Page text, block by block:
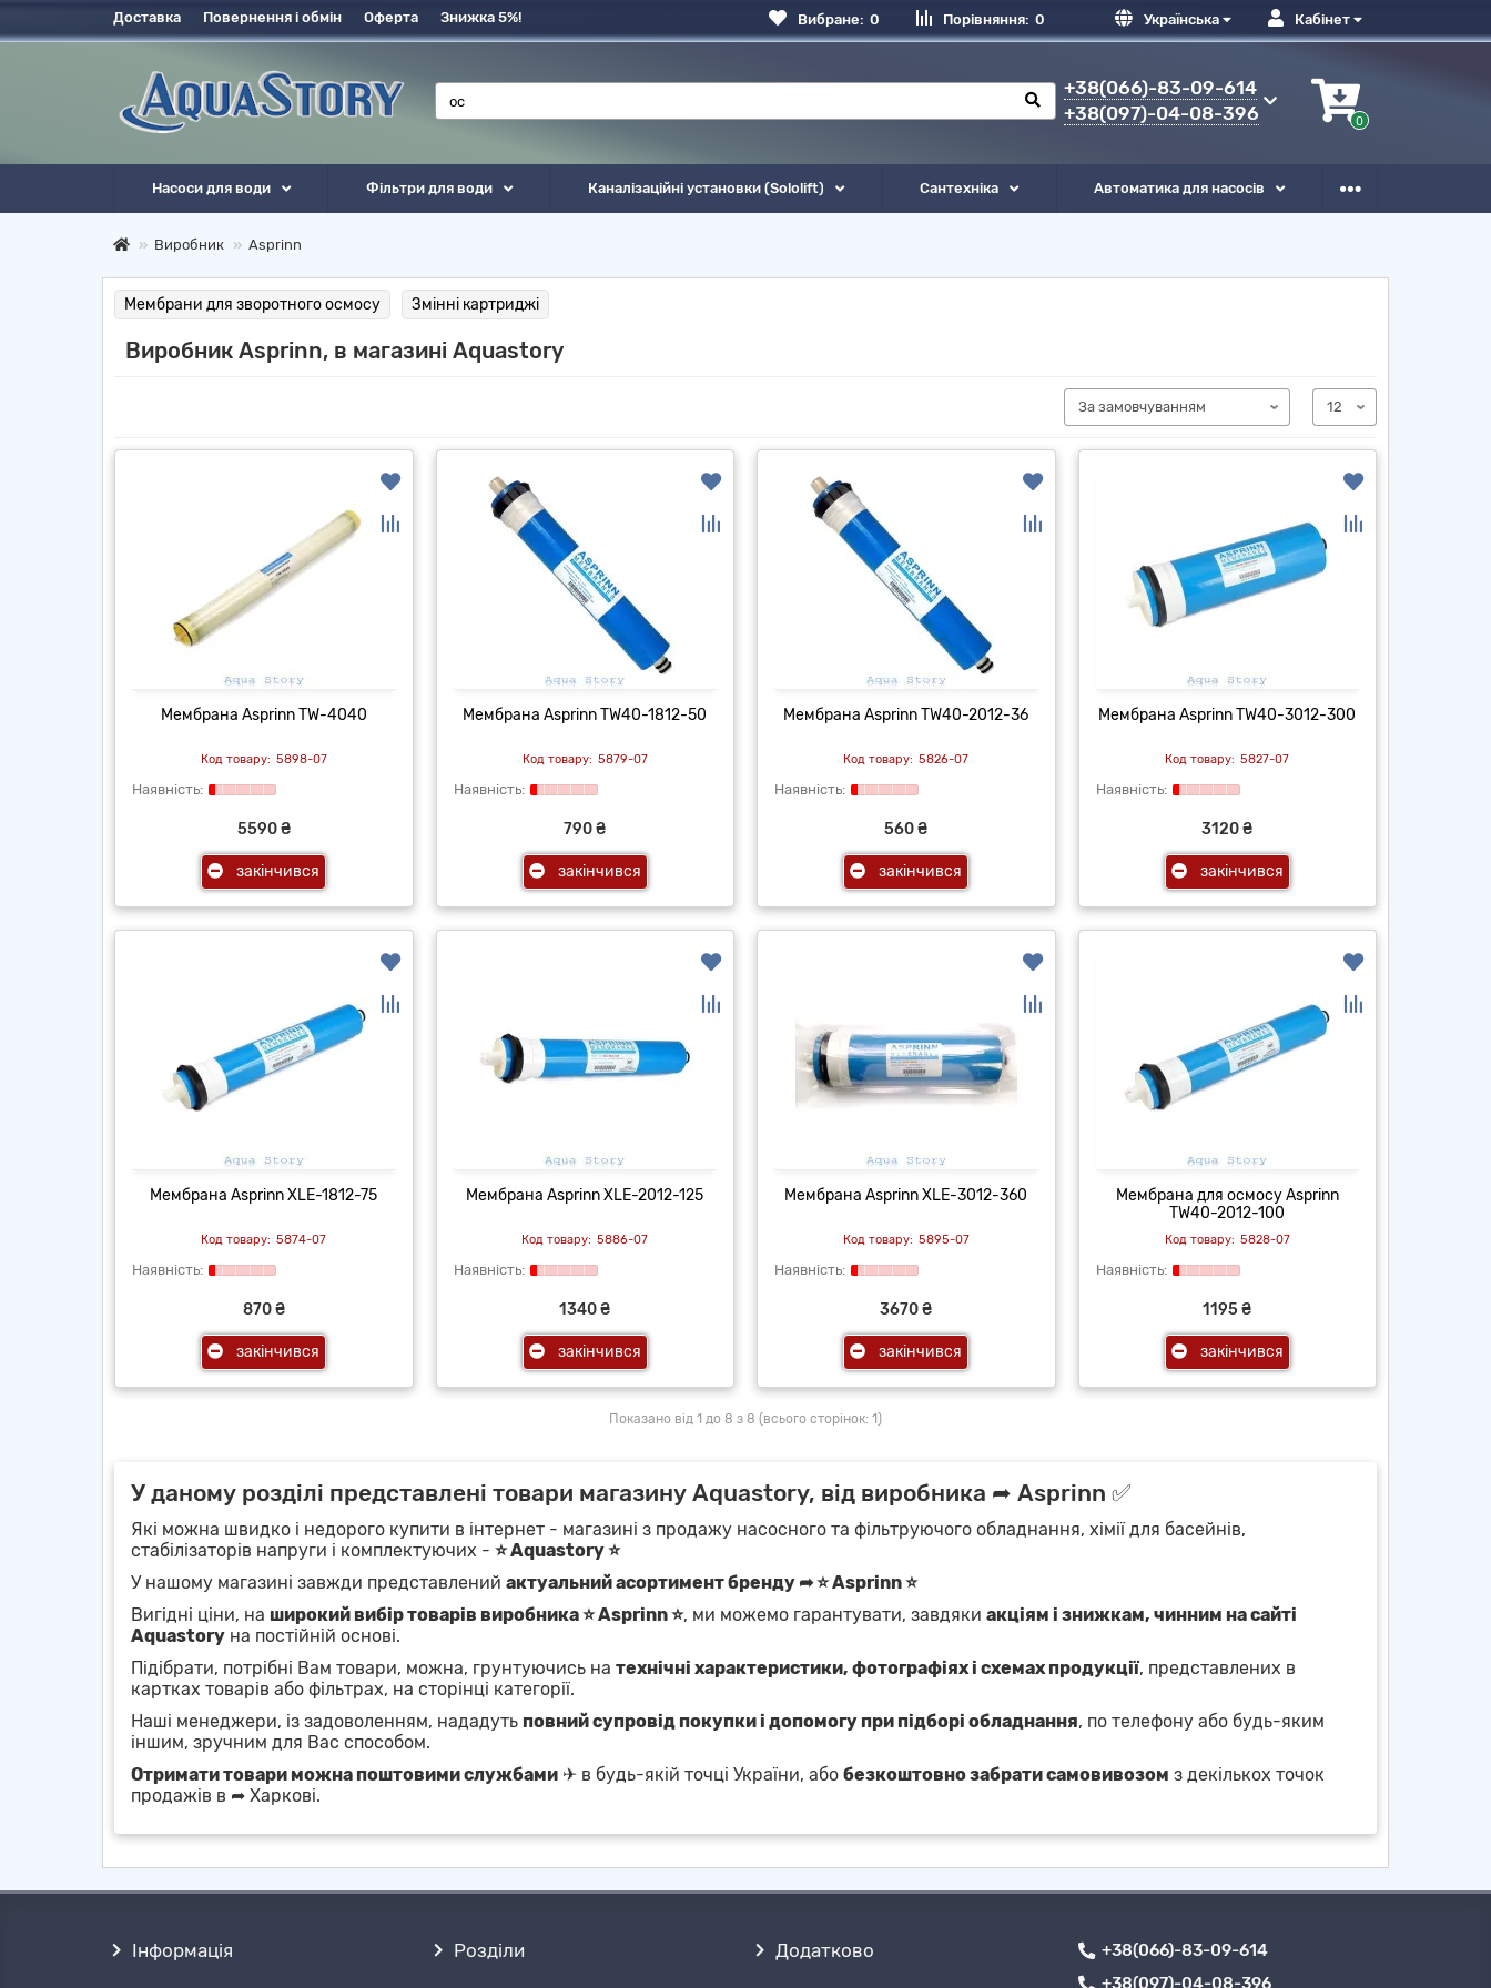
Кабінет
Українська
Порівняння: 0
Вибране: 0
Доставка Повернення і обмін Оферта Знижка 5%!
+38(066)-83-09-614
+38(097)-04-08-396
0
Насоси для води Фільтри для води Каналізаційні установки (Sololift) Сантехніка Автоматика для насосів
Виробник Asprinn
Мембрани для зворотного осмосу Змінні картриджі
Виробник Asprinn, в магазині Aquastory
Мембрана Asprinn TW-4040
5898-07
5590 ₴
закінчився
Мембрана Asprinn TW40-1812-50
5879-07
790 ₴
закінчився
Мембрана Asprinn TW40-2012-36
5826-07
560 ₴
закінчився
Мембрана Asprinn TW40-3012-300
5827-07
3120 ₴
закінчився
Мембрана Asprinn XLE-1812-75
5874-07
870 ₴
закінчився
Мембрана Asprinn XLE-2012-125
5886-07
1340 ₴
закінчився
Мембрана Asprinn XLE-3012-360
5895-07
3670 ₴
закінчився
Мембрана для осмосу Asprinn
TW40-2012-100
5828-07
1195 ₴
закінчився
Показано від 1 до 8 з 8 (всього сторінок: 1)
У даному розділі представлені товари магазину Aquastory, від виробника ➦ Asprinn ✅
Які можна швидко і недорого купити в інтернет - магазині з продажу насосного та фільтруючого обладнання, хімії для басейнів,
стабілізаторів напруги і комплектуючих - ⭐ Aquastory ⭐
У нашому магазині завжди представлений актуальний асортимент бренду ➦ ⭐ Asprinn ⭐
Вигідні ціни, на широкий вибір товарів виробника ⭐ Asprinn ⭐, ми можемо гарантувати, завдяки акціям і знижкам, чинним на сайті
Aquastory на постійній основі.
Підібрати, потрібні Вам товари, можна, грунтуючись на технічні характеристики, фотографіях і схемах продукції, представлених в
картках товарів або фільтрах, на сторінці категорії.
Наші менеджери, із задоволенням, нададуть повний супровід покупки і допомогу при підборі обладнання, по телефону або будь-яким
іншим, зручним для Вас способом.
Отримати товари можна поштовими службами ✈ в будь-якій точці України, або безкоштовно забрати самовивозом з декількох точок
продажів в ➦ Харкові.
Інформація Розділи Додатково
+38(066)-83-09-614
+38(097)-04-08-396